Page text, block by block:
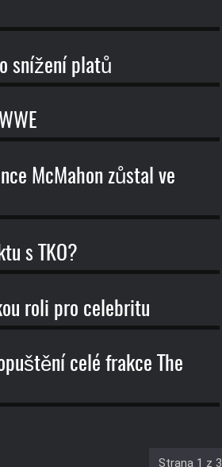
snížení platů
McMahon zůstal ve
s TKO?
roli pro celebritu
celé frakce The
Strana 1 z 3